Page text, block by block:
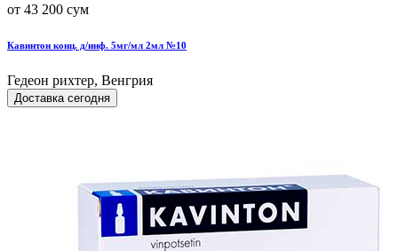
от 43 200 сум
Кавинтон конц. д/инф. 5мг/мл 2мл №10
Гедеон рихтер, Венгрия
Доставка сегодня